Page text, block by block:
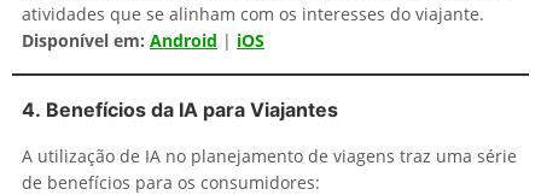
atividades que se alinham com os interesses do viajante.
Disponível em: Android | iOS
4. Benefícios da IA para Viajantes
A utilização de IA no planejamento de viagens traz uma série
de benefícios para os consumidores: